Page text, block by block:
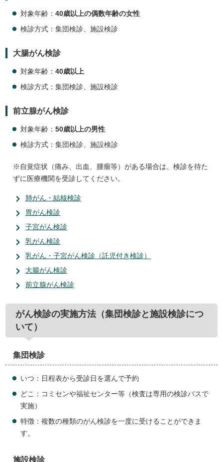
対象年齢：40歳以上の偶数年齢の女性
検診方式：集団検診、施設検診
大腸がん検診
対象年齢：40歳以上
検診方式：集団検診、施設検診
前立腺がん検診
対象年齢：50歳以上の男性
検診方式：集団検診、施設検診
※自覚症状（痛み、出血、腫瘤等）がある場合は、検診を待た
ずに医療機関を受診してください。
肺がん・結核検診
胃がん検診
子宮がん検診
乳がん検診
乳がん・子宮がん検診（託児付き検診）
大腸がん検診
前立腺がん検診
がん検診の実施方法（集団検診と施設検診につ
いて）
集団検診
いつ：日程表から受診日を選んで予約
どこ：コミセンや福祉センター等（検査は専用の検診バスで
実施）
特徴：複数の種類のがん検診を一度に受けることができま
す。
施設検診